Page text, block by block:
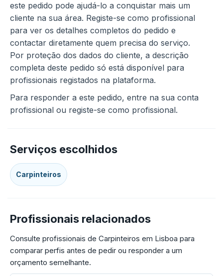
este pedido pode ajudá-lo a conquistar mais um
cliente na sua área. Registe-se como profissional
para ver os detalhes completos do pedido e
contactar diretamente quem precisa do serviço.
Por proteção dos dados do cliente, a descrição
completa deste pedido só está disponível para
profissionais registados na plataforma.
Para responder a este pedido, entre na sua conta
profissional ou registe-se como profissional.
Serviços escolhidos
Carpinteiros
Profissionais relacionados
Consulte profissionais de Carpinteiros em Lisboa para
comparar perfis antes de pedir ou responder a um
orçamento semelhante.